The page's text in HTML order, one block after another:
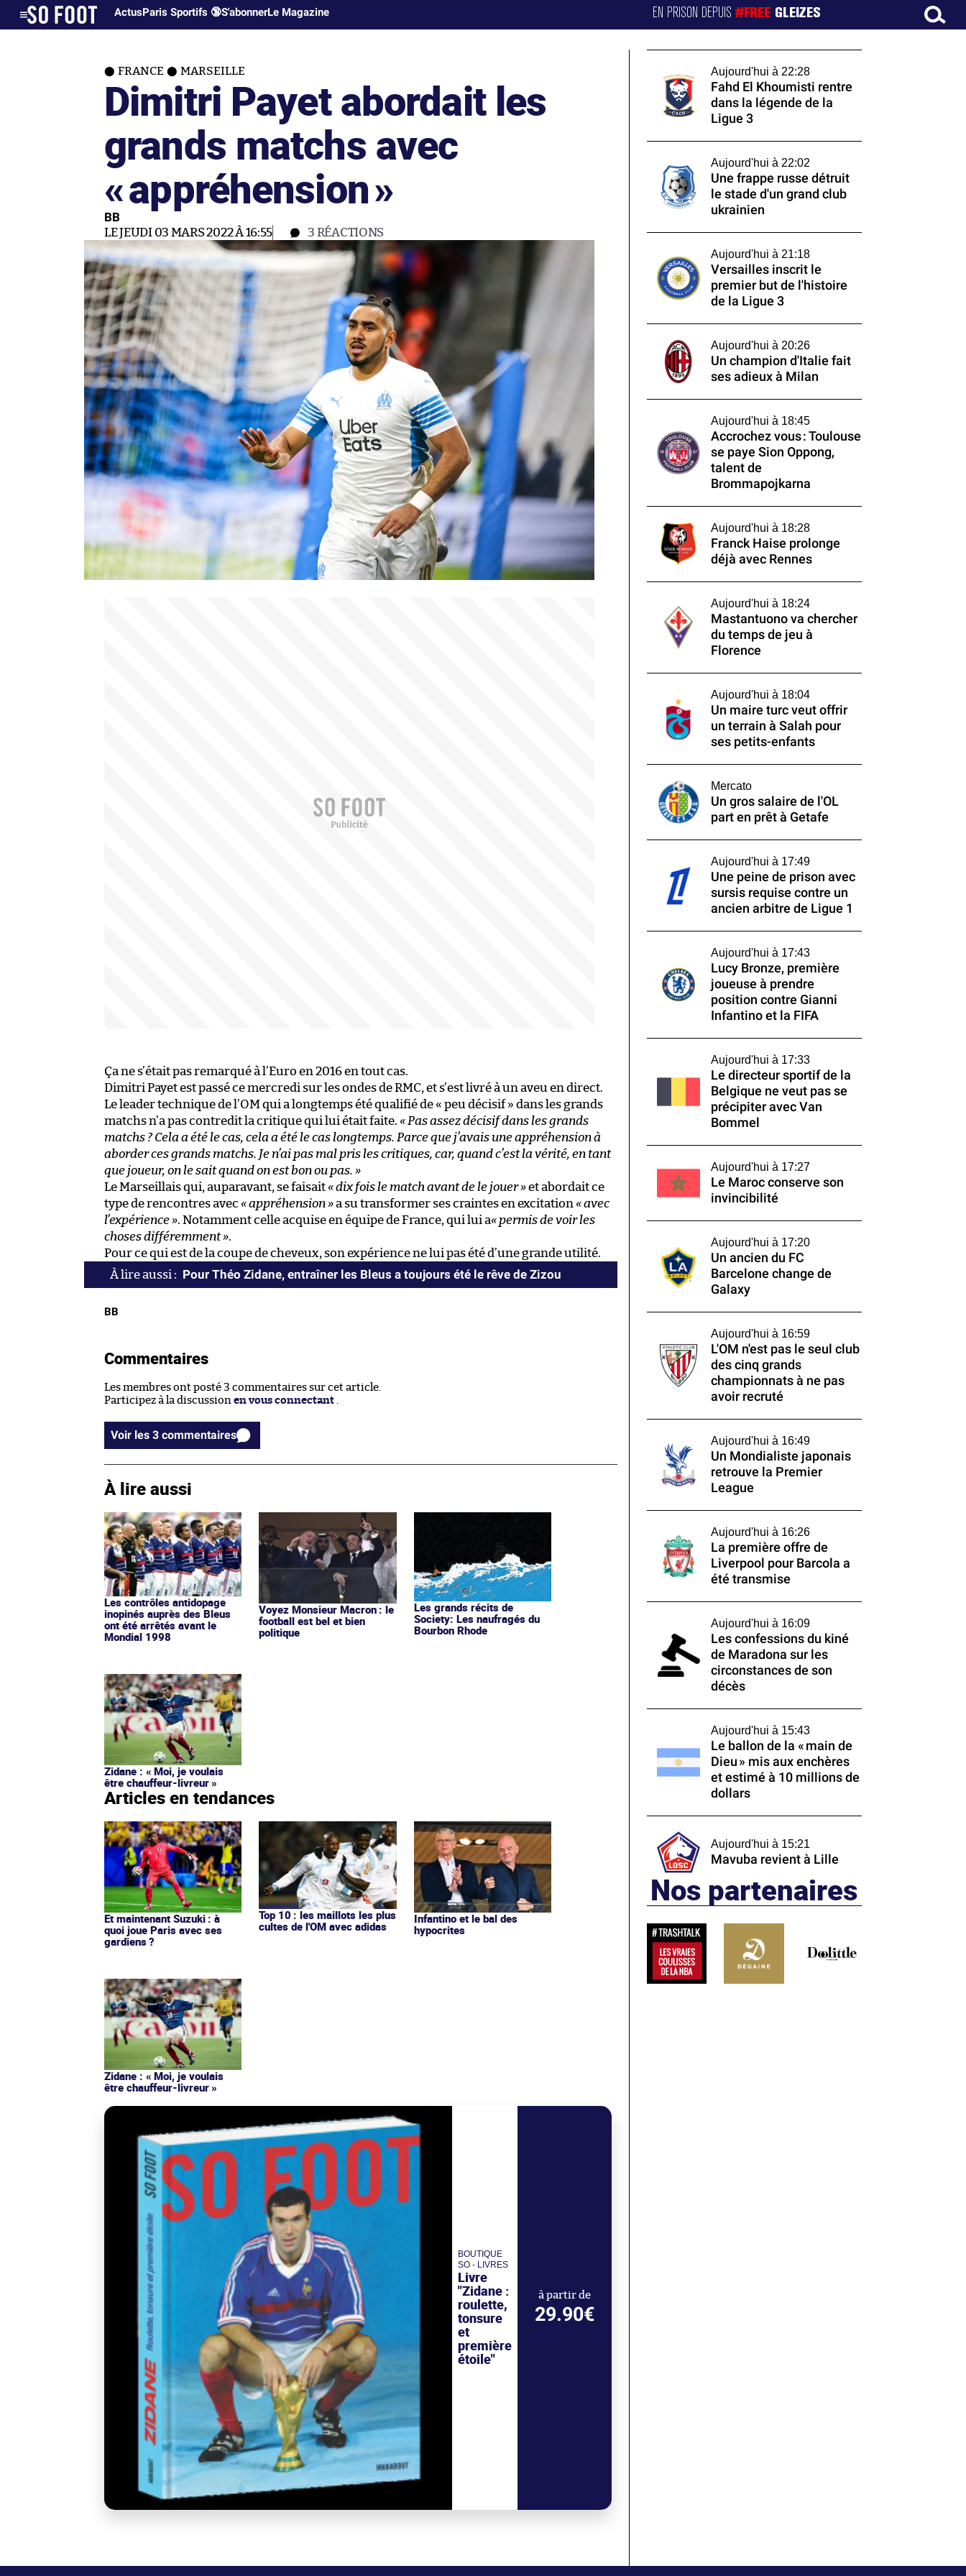
ActusParis Sportifs 🔞S'abonnerLe Magazine EN PRISON DEPUIS#FREE GLEIZES
FRANCE MARSEILLE
Dimitri Payet abordait les
grands matchs avec
«appréhension»
BB
LE JEUDI 03 MARS 2022 À 16:55 3 RÉACTIONS
Ça ne s’était pas remarqué à l’Euro en 2016 en tout cas.
Dimitri Payet est passé ce mercredi sur les ondes de RMC, et s’est livré à un aveu en direct.
Le leader technique de l’OM qui a longtemps été qualifié de « peu décisif » dans les grands
matchs n’a pas contredit la critique qui lui était faite. « Pas assez décisif dans les grands
matchs ? Cela a été le cas, cela a été le cas longtemps. Parce que j’avais une appréhension à
aborder ces grands matchs. Je n’ai pas mal pris les critiques, car, quand c’est la vérité, en tant
que joueur, on le sait quand on est bon ou pas. »
Le Marseillais qui, auparavant, se faisait« dix fois le match avant de le jouer »et abordait ce
type de rencontres avec « appréhension »a su transformer ses craintes en excitation « avec
l’expérience ». Notamment celle acquise en équipe de France, qui lui a« permis de voir les
choses différemment ».
Pour ce qui est de la coupe de cheveux, son expérience ne lui pas été d’une grande utilité.
Pour Théo Zidane, entraîner les Bleus a toujours été le rêve de Zizou
BB
Commentaires
Les membres ont posté 3 commentaires sur cet article.
Participez à la discussion en vous connectant
Voir les 3 commentaires
À lire aussi
Les contrôles antidopage
inopinés auprès des Bleus
ont été arrêtés avant le
Mondial 1998
Voyez Monsieur Macron : le
football est bel et bien
politique
Les grands récits de
Society: Les naufragés du
Bourbon Rhode
Zidane : « Moi, je voulais
être chauffeur-livreur »
Articles en tendances
Et maintenant Suzuki : à
quoi joue Paris avec ses
gardiens ?
Top 10 : les maillots les plus
cultes de l'OM avec adidas
Infantino et le bal des
hypocrites
Zidane : « Moi, je voulais
être chauffeur-livreur »
BOUTIQUE
SO - LIVRES
Livre
"Zidane :
roulette,
tonsure
et
première
étoile"
à partir de
29.90€
Aujourd'hui à 22:28
Fahd El Khoumisti rentre
dans la légende de la
Ligue 3
Aujourd'hui à 22:02
Une frappe russe détruit
le stade d'un grand club
ukrainien
Aujourd'hui à 21:18
Versailles inscrit le
premier but de l'histoire
de la Ligue 3
Aujourd'hui à 20:26
Un champion d'Italie fait
ses adieux à Milan
Aujourd'hui à 18:45
Accrochez vous : Toulouse
se paye Sion Oppong,
talent de
Brommapojkarna
Aujourd'hui à 18:28
Franck Haise prolonge
déjà avec Rennes
Aujourd'hui à 18:24
Mastantuono va chercher
du temps de jeu à
Florence
Aujourd'hui à 18:04
Un maire turc veut offrir
un terrain à Salah pour
ses petits-enfants
Mercato
Un gros salaire de l'OL
part en prêt à Getafe
Aujourd'hui à 17:49
Une peine de prison avec
sursis requise contre un
ancien arbitre de Ligue 1
Aujourd'hui à 17:43
Lucy Bronze, première
joueuse à prendre
position contre Gianni
Infantino et la FIFA
Aujourd'hui à 17:33
Le directeur sportif de la
Belgique ne veut pas se
précipiter avec Van
Bommel
Aujourd'hui à 17:27
Le Maroc conserve son
invincibilité
Aujourd'hui à 17:20
Un ancien du FC
Barcelone change de
Galaxy
Aujourd'hui à 16:59
L'OM n'est pas le seul club
des cinq grands
championnats à ne pas
avoir recruté
Aujourd'hui à 16:49
Un Mondialiste japonais
retrouve la Premier
League
Aujourd'hui à 16:26
La première offre de
Liverpool pour Barcola a
été transmise
Aujourd'hui à 16:09
Les confessions du kiné
de Maradona sur les
circonstances de son
décès
Aujourd'hui à 15:43
Le ballon de la « main de
Dieu » mis aux enchères
et estimé à 10 millions de
dollars
Aujourd'hui à 15:21
Mavuba revient à Lille
Nos partenaires